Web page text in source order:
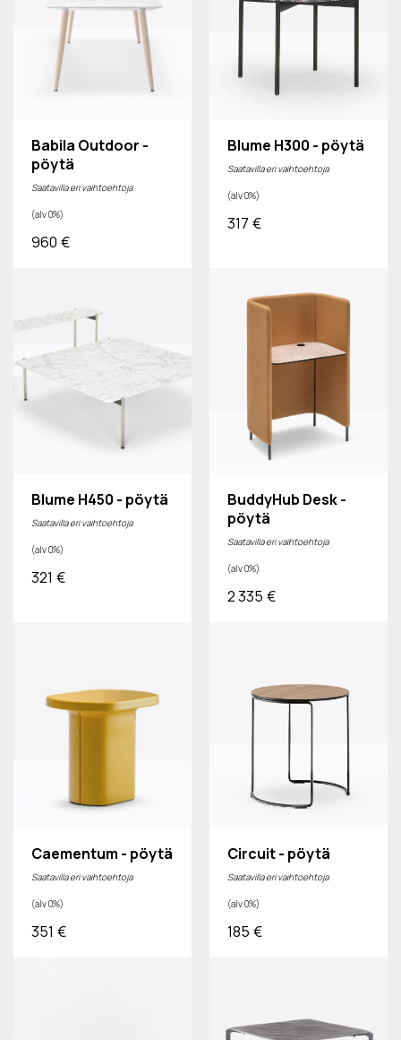
Babila Outdoor -
pöytä
Saatavilla eri vaihtoehtoja
(alv 0%)
960 €
Blume H300 - pöytä
Saatavilla eri vaihtoehtoja
(alv 0%)
317 €
Blume H450 - pöytä
Saatavilla eri vaihtoehtoja
(alv 0%)
321 €
BuddyHub Desk -
pöytä
Saatavilla eri vaihtoehtoja
(alv 0%)
2 335 €
Caementum - pöytä
Saatavilla eri vaihtoehtoja
(alv 0%)
351 €
Circuit - pöytä
Saatavilla eri vaihtoehtoja
(alv 0%)
185 €